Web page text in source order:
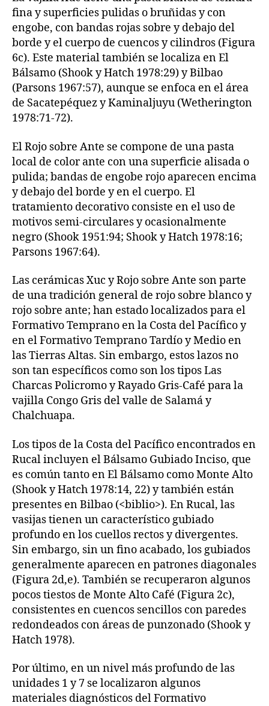
fina y superficies pulidas o bruñidas y con
engobe, con bandas rojas sobre y debajo del
borde y el cuerpo de cuencos y cilindros (Figura
6c). Este material también se localiza en El
Bálsamo (Shook y Hatch 1978:29) y Bilbao
(Parsons 1967:57), aunque se enfoca en el área
de Sacatepéquez y Kaminaljuyu (Wetherington
1978:71-72).
El Rojo sobre Ante se compone de una pasta
local de color ante con una superficie alisada o
pulida; bandas de engobe rojo aparecen encima
y debajo del borde y en el cuerpo. El
tratamiento decorativo consiste en el uso de
motivos semi-circulares y ocasionalmente
negro (Shook 1951:94; Shook y Hatch 1978:16;
Parsons 1967:64).
Las cerámicas Xuc y Rojo sobre Ante son parte
de una tradición general de rojo sobre blanco y
rojo sobre ante; han estado localizados para el
Formativo Temprano en la Costa del Pacífico y
en el Formativo Temprano Tardío y Medio en
las Tierras Altas. Sin embargo, estos lazos no
son tan específicos como son los tipos Las
Charcas Policromo y Rayado Gris-Café para la
vajilla Congo Gris del valle de Salamá y
Chalchuapa.
Los tipos de la Costa del Pacífico encontrados en
Rucal incluyen el Bálsamo Gubiado Inciso, que
es común tanto en El Bálsamo como Monte Alto
(Shook y Hatch 1978:14, 22) y también están
presentes en Bilbao (<biblio>). En Rucal, las
vasijas tienen un característico gubiado
profundo en los cuellos rectos y divergentes.
Sin embargo, sin un fino acabado, los gubiados
generalmente aparecen en patrones diagonales
(Figura 2d,e). También se recuperaron algunos
pocos tiestos de Monte Alto Café (Figura 2c),
consistentes en cuencos sencillos con paredes
redondeados con áreas de punzonado (Shook y
Hatch 1978).
Por último, en un nivel más profundo de las
unidades 1 y 7 se localizaron algunos
materiales diagnósticos del Formativo